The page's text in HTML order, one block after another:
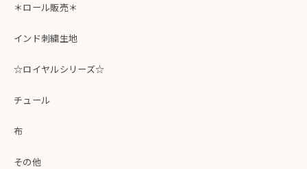
＊ロール販売＊
インド刺繍生地
☆ロイヤルシリーズ☆
チュール
布
その他